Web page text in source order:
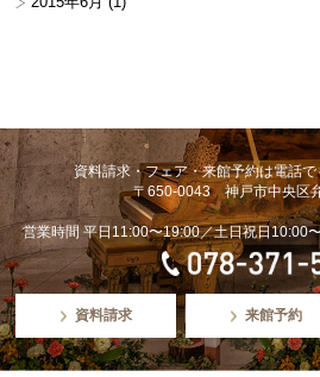
資料請求・フェア・来館予約は電話
〒650-0043 神戸市中央区
営業時間 平日11:00〜19:00／土日祝日10:00
資料請求 来館予約